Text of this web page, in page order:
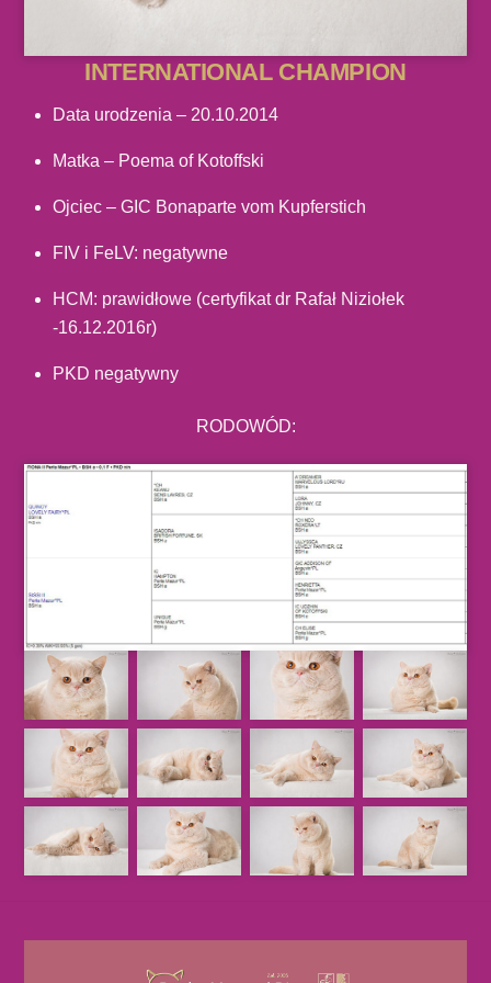
INTERNATIONAL CHAMPION
Data urodzenia – 20.10.2014
Matka – Poema of Kotoffski
Ojciec – GIC Bonaparte vom Kupferstich
FIV i FeLV: negatywne
HCM: prawidłowe (certyfikat dr Rafał Niziołek
-16.12.2016r)
PKD negatywny
RODOWÓD: